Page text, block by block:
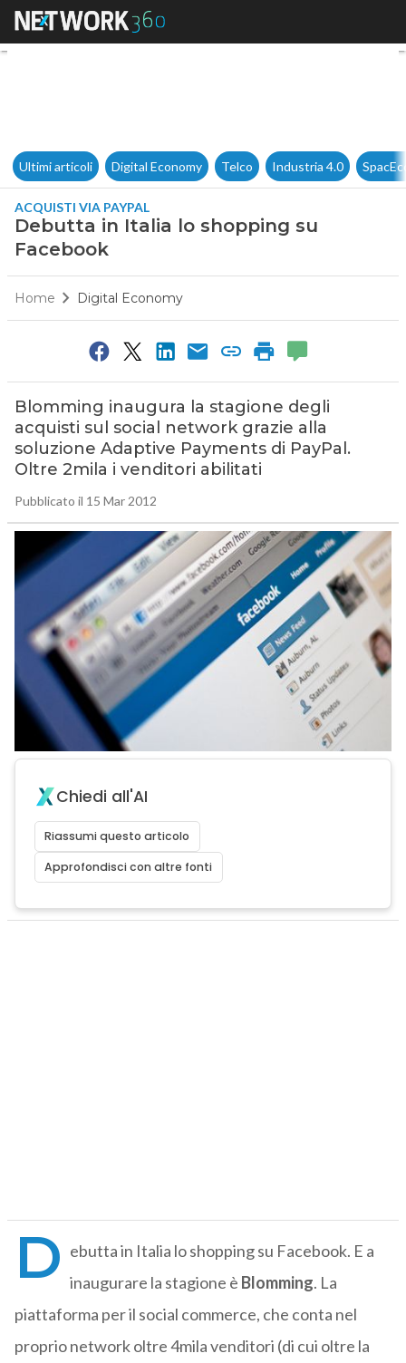
Debutta in Italia lo shopping
Ultimi articoli Digital Economy Telco Industria 4.0
ACQUISTI VIA PAYPAL
Debutta in Italia lo shopping su
Facebook
Home Digital Economy
Blomming inaugura la stagione degli
acquisti sul social network grazie alla
soluzione Adaptive Payments di PayPal.
Oltre 2mila i venditori abilitati
Pubblicato il 15 Mar 2012
Chiedi all'AI
Riassumi questo articolo
Approfondisci con altre fonti
D ebutta in Italia lo shopping su Facebook. E a
inaugurare la stagione è Blomming. La
piattaforma per il social commerce, che conta nel
proprio network oltre 4mila venditori (di cui oltre la